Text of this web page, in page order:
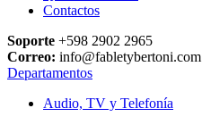
Contactos
Soporte +598 2902 2965
Correo: info@fabletybertoni.com
Departamentos
Audio, TV y Telefonía